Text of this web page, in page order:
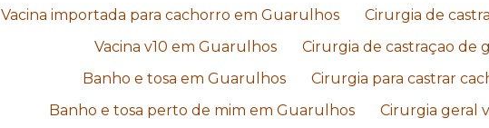
Vacina importada para cachorro em Guarulhos
Cirurgia de
Vacina v10 em Guarulhos
Cirurgia de castraçao de
Banho e tosa em Guarulhos
Cirurgia para castrar
Banho e tosa perto de mim em Guarulhos
Cirurgia geral